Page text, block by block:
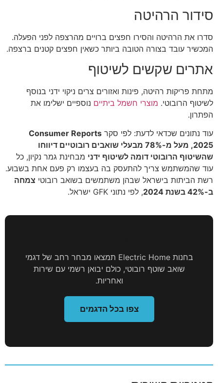
סידור הרהיטה
סדרו את הרהיטה והסירו חפצים ברויים מהרצפה לפני הפעלה.
המכשיר עובד בצורה הטובה ביותר כשאין חפצים קטנים ברצפה.
אתרים שקשים לשיטוף
מתחת פריקות רהיטה, פינות ואזורים צרים ניקוי ידני בנוסף
לשיטוף הרובוטי. מוצרי חשמל ביתיים נוספיים ישלימו את
הפתרון.
עוד נתונים שכדאי לדעת: לפי סקר Consumer Reports
2025, מעל מ-78% מבעלי שואבים רובוטיים דיווחו
שהשיטוף הרובוטי דומה לשיטוף ידני מבחינת גמר נקיון, כל
עוד שהמשתמש צריך להתעסק בה בעצמו רק פעם אחת בשבוע.
רשת הביתות בישראל שבהן משתמשים בשואב רובוטי צמחה
ב-42% בשנת 2024
, לפי נתוני GFK ישראל.
בחנות Electric Home תמצאו מבחר רחב של דגמי
שואב שוטף רובוטי, כולם יבואן רשמי עם שירות
ואחריות.
צפו בכל הדגמים